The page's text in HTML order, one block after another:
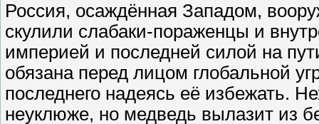
Россия, осаждённая Западом,
скулили слабаки-пораженцы и
империей и последней силой на
обязана перед лицом глобальной
последнего надеясь её избежать.
неуклюже, но медведь вылазит из